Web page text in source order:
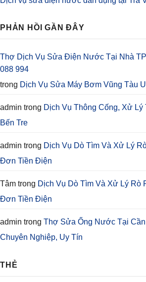
PHẢN HỒI GẦN ĐÂY
Thợ Dịch Vụ Sửa Điện Nước Tại Nhà
088 994
trong Dịch Vụ Sửa Máy Bơm Vũng Tàu
admin trong Dịch Vụ Thông Cống, Xử Lý
Bến Tre
admin trong Dịch Vụ Dò Tìm Và Xử Lý
Đơn Tiền Điện
Tâm trong Dịch Vụ Dò Tìm Và Xử Lý Rò
Đơn Tiền Điện
admin trong Thợ Sửa Ống Nước Tại
Chuyên Nghiệp, Uy Tín
THẺ